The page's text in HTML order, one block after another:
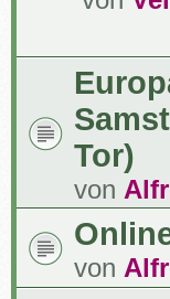
Tor)
von
von